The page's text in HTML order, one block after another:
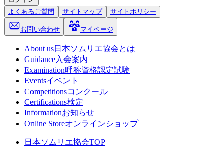
よくあるご質問
サイトマップ サイトポリシー
お問い合わせ マイページ
About us日本ソムリエ協会とは
Guidance入会案内
Examination呼称資格認定試験
Eventsイベント
Competitionsコンクール
Certifications検定
Informationお知らせ
Online Storeオンラインショップ
日本ソムリエ協会TOP